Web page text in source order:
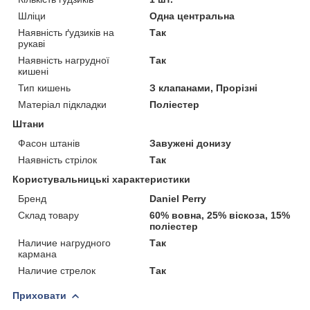
Шліци
Одна центральна
Наявність ґудзиків на
рукаві
Так
Наявність нагрудної
кишені
Так
Тип кишень
З клапанами, Прорізні
Матеріал підкладки
Поліестер
Штани
Фасон штанів
Завужені донизу
Наявність стрілок
Так
Користувальницькі характеристики
Бренд
Daniel Perry
Склад товару
60% вовна, 25% віскоза, 15%
поліестер
Наличие нагрудного
кармана
Так
Наличие стрелок Так
Приховати